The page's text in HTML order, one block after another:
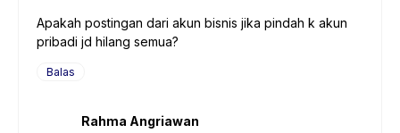
Apakah postingan dari akun bisnis jika pindah k akun
pribadi jd hilang semua?
Balas
Rahma Angriawan